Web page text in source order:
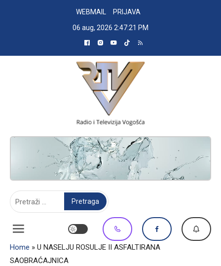
WEBMAIL
PRIJAVA
06 aug, 2026 2:47:22 PM
RADIO TELEVIZIJA VOGOŠĆA
Home » U NASELJU ROSULJE II ASFALTIRANA
SAOBRAĆAJNICA